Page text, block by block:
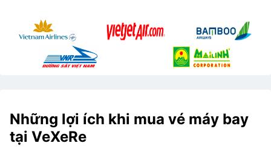
Những lợi ích khi mua vé máy bay
tại VeXeRe